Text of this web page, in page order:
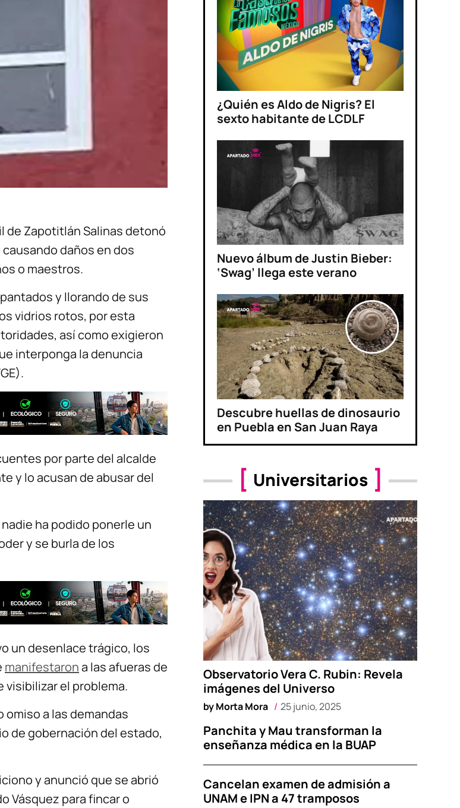
de Zapotitlán Salinas detonó
daños en dos
o maestros.
y llorando de sus
vidrios rotos, por esta
así como exigieron
interponga la denuncia
por parte del alcalde
y lo acusan de abusar del
ha podido ponerle un
y se burla de los
un desenlace trágico, los
manifestarona las afueras de
visibilizar el problema.
omiso a las demandas
de gobernación del estado,
y anunció que se abrió
Vásquez para fincar o
¿Quién es Aldo de Nigris? El
sexto habitante de LCDLF
Nuevo álbum de Justin Bieber:
‘Swag’ llega este verano
Descubre huellas de dinosaurio
en Puebla en San Juan Raya
Universitarios
Observatorio Vera C. Rubin: Revela
imágenes del Universo
byMorta Mora 25 junio, 2025
Panchita y Mau transforman la
enseñanza médica en la BUAP
Cancelan examen de admisión a
UNAM e IPN a 47 tramposos